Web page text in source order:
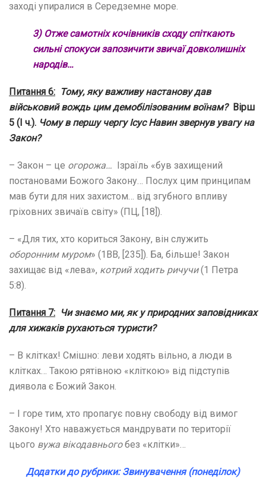
заході упиралися в Середземне море.
3) Отже самотніх кочівників сходу спіткають
сильні спокуси запозичити звичаї довколишніх
народів…
Питання 6: Тому, яку важливу настанову дав
військовий вождь цим демобілізованим воїнам? Вірш
5 (І ч.). Чому в першу чергу Ісус Навин звернув увагу на
Закон?
– Закон – це огорожа… Ізраїль «був захищений
постановами Божого Закону… Послух цим принципам
мав бути для них захистом… від згубного впливу
гріховних звичаїв світу» (ПЦ, [18]).
– «Для тих, хто кориться Закону, він служить
оборонним муром» (1ВВ, [235]). Ба, більше! Закон
захищає від «лева», котрий ходить ричучи(1 Петра
5:8).
Питання 7: Чи знаємо ми, як у природних заповідниках
для хижаків рухаються туристи?
– В клітках! Смішно: леви ходять вільно, а люди в
клітках… Такою рятівною «кліткою» від підступів
диявола є Божий Закон.
– І горе тим, хто пропагує повну свободу від вимог
Закону! Хто наважується мандрувати по території
цього вужа вікодавньогобез «клітки»…
Додатки до рубрики: Звинувачення (понеділок)